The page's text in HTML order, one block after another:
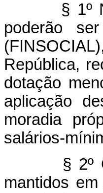
§ 1º Nos
poderão
República,
dotação
aplicação
moradia
salários-
§ 2º Os
mantidos